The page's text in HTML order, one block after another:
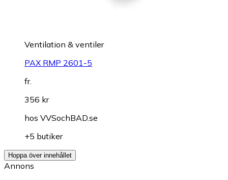
Ventilation & ventiler
PAX RMP 2601-5
fr.
356 kr
hos VVSochBAD.se
+5 butiker
Hoppa över innehållet
Annons